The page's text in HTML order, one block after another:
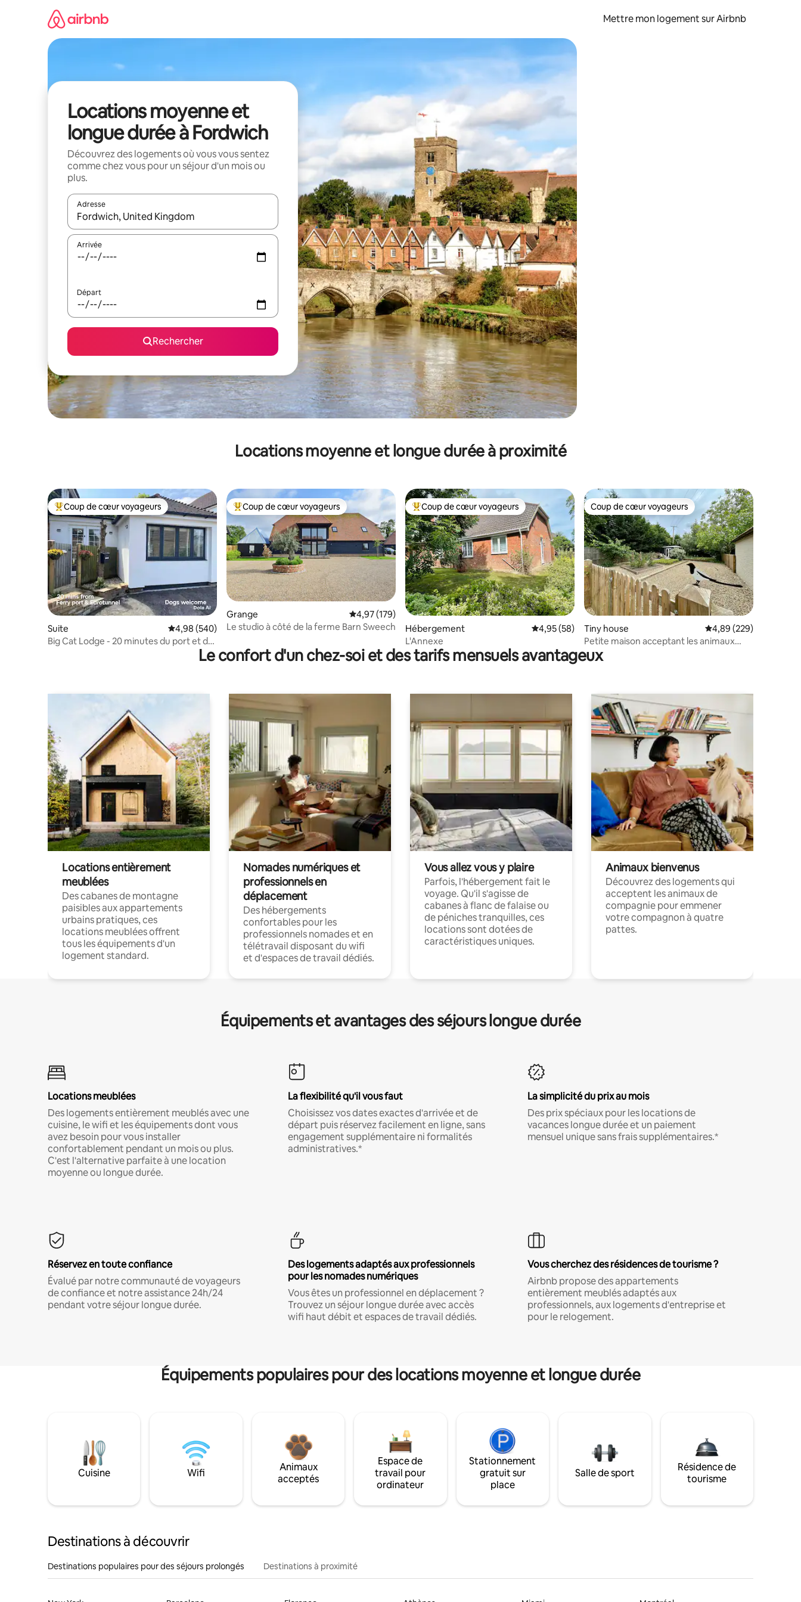
Mettre mon logement sur Airbnb
Locations moyenne et
longue durée à Fordwich
Découvrez des logements où vous vous sentez
comme chez vous pour un séjour d'un mois ou
plus.
Adresse
Lorsque les résultats s'affichent, utilisez les flèches vers le haut et vers le bas pour les parcourir ou en appuyant et en faisant glisser.
Arrivée
Départ
Rechercher
Locations moyenne et longue durée à proximité
Coups de cœur voyageurs les plus appréciés
Coup de cœur voyageurs
Suite Évaluation moyenne sur la base de 540 commentaires : 4,98 sur 5
4,98 (540)
Big Cat Lodge - 20 minutes du port et de
Coups de cœur voyageurs les plus appréciés
Coup de cœur voyageurs
Grange Évaluation moyenne sur la base de 179 commentaires : 4,97 sur 5
4,97 (179)
Le studio à côté de la ferme Barn Sweech
Coups de cœur voyageurs les plus appréciés
Coup de cœur voyageurs
Hébergement Évaluation moyenne sur la base de 58 commentaires : 4,95 sur 5
4,95 (58)
L'Annexe
Coup de cœur voyageurs
Coup de cœur voyageurs
Tiny house Évaluation moyenne
4,89 (229)
Petite maison acceptant les animaux
près des bois
Le confort d'un chez-soi et des tarifs mensuels avantageux
Locations entièrement
meublées
Des cabanes de montagne
paisibles aux appartements
urbains pratiques, ces
locations meublées offrent
tous les équipements d'un
logement standard.
Nomades numériques et
professionnels en
déplacement
Des hébergements
confortables pour les
professionnels nomades et en
télétravail disposant du wifi
et d'espaces de travail dédiés.
Vous allez vous y plaire
Parfois, l'hébergement fait le
voyage. Qu'il s'agisse de
cabanes à flanc de falaise ou
de péniches tranquilles, ces
locations sont dotées de
caractéristiques uniques.
Animaux bienvenus
Découvrez des logements qui
acceptent les animaux de
compagnie pour emmener
votre compagnon à quatre
pattes.
Équipements et avantages des séjours longue durée
Locations meublées
Des logements entièrement meublés avec une
cuisine, le wifi et les équipements dont vous
avez besoin pour vous installer
confortablement pendant un mois ou plus.
C'est l'alternative parfaite à une location
moyenne ou longue durée.
La flexibilité qu'il vous faut
Choisissez vos dates exactes d'arrivée et de
départ puis réservez facilement en ligne, sans
engagement supplémentaire ni formalités
administratives.*
La simplicité du prix au mois
Des prix spéciaux pour les locations de
vacances longue durée et un paiement
mensuel unique sans frais supplémentaires.*
Réservez en toute confiance
Évalué par notre communauté de voyageurs
de confiance et notre assistance 24h/24
pendant votre séjour longue durée.
Des logements adaptés aux professionnels
pour les nomades numériques
Vous êtes un professionnel en déplacement ?
Trouvez un séjour longue durée avec accès
wifi haut débit et espaces de travail dédiés.
Vous cherchez des résidences de tourisme ?
Airbnb propose des appartements
entièrement meublés adaptés aux
professionnels, aux logements d'entreprise et
pour le relogement.
Équipements populaires pour des locations moyenne et longue durée
Cuisine Wifi
Animaux
acceptés
Espace de
travail pour
ordinateur
Stationnement
gratuit sur
place
Salle de sport
Résidence de
tourisme
Destinations à découvrir
Destinations populaires pour des séjours prolongés Destinations à proximité